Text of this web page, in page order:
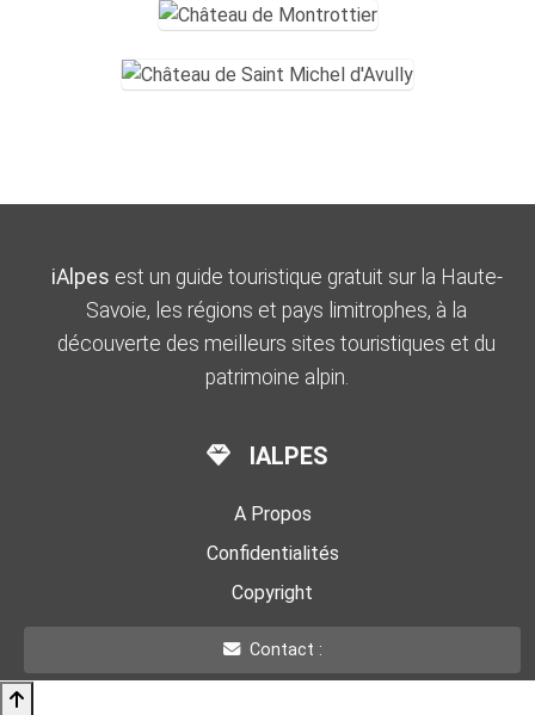
iAlpes est un guide touristique gratuit sur la Haute-
Savoie, les régions et pays limitrophes, à la
découverte des meilleurs sites touristiques et du
patrimoine alpin.
IALPES
A Propos
Confidentialités
Copyright
Contact :